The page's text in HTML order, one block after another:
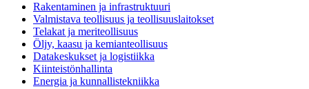
Rakentaminen ja infrastruktuuri
Valmistava teollisuus ja teollisuuslaitokset
Telakat ja meriteollisuus
Öljy, kaasu ja kemianteollisuus
Datakeskukset ja logistiikka
Kiinteistönhallinta
Energia ja kunnallistekniikka